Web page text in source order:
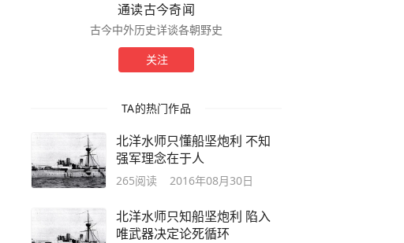
通读古今奇闻
古今中外历史详谈各朝野史
关注
TA的热门作品
北洋水师只懂船坚炮利 不知
强军理念在于人
265阅读 2016年08月30日
北洋水师只知船坚炮利 陷入
唯武器决定论死循环